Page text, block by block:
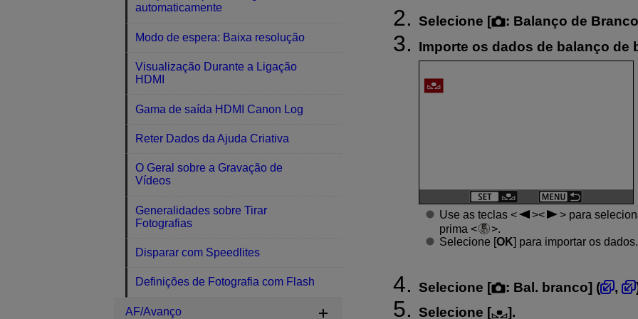
Selecione [ : Balanço de
Importe os dados de balanço de
Use as teclas
para
prima
.
Selecione [OK] para importar os dados.
Selecione [ : Bal. branco] ( ,
Selecione [
].
automaticamente
Modo de espera: Baixa resolução
Visualização Durante a Ligação
HDMI
Gama de saída HDMI Canon Log
Reter Dados da Ajuda Criativa
O Geral sobre a Gravação de
Vídeos
Generalidades sobre Tirar
Fotografias
Disparar com Speedlites
Definições de Fotografia com Flash
AF/Avanço